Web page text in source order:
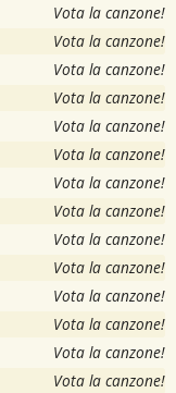
Vota la canzone!
Vota la canzone!
Vota la canzone!
Vota la canzone!
Vota la canzone!
Vota la canzone!
Vota la canzone!
Vota la canzone!
Vota la canzone!
Vota la canzone!
Vota la canzone!
Vota la canzone!
Vota la canzone!
Vota la canzone!